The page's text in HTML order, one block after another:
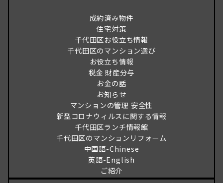
成約済み物件
住宅対策
千代田区お役立ち情報
千代田区のマンション選び
お役立ち情報
税金 財産分与
お金の話
お知らせ
マンションの管理 安全性
新型コロナウィルスに関する情報
千代田区ランチ情報館
千代田区のマンションリフォーム
中国語-Chinese
英語-English
ご紹介